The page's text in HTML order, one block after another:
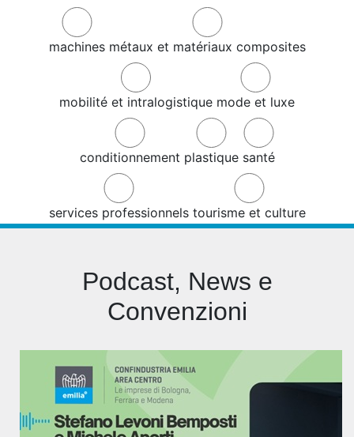
machines métaux et matériaux composites
mobilité et intralogistique mode et luxe
conditionnement plastique santé
services professionnels tourisme et culture
Podcast, News e
Convenzioni